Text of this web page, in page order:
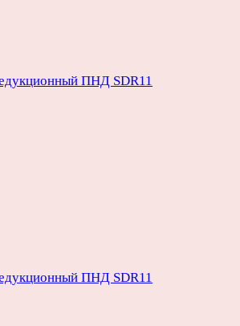
ПНД SDR11
ПНД SDR11